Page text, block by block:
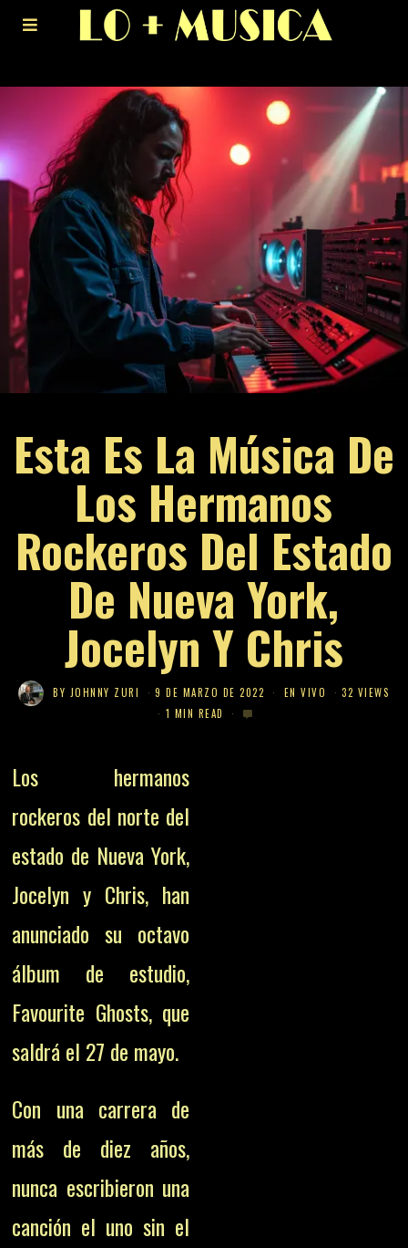
Esta Es La Música De
Los Hermanos
Rockeros Del Estado
De Nueva York,
Jocelyn Y Chris
BY JOHNNY ZURI 9 DE MARZO DE 2022 EN VIVO
32 VIEWS
1 MIN READ
Los hermanos
rockeros del norte del
estado de Nueva York,
Jocelyn y Chris, han
anunciado su octavo
álbum de estudio,
Favourite Ghosts, que
saldrá el 27 de mayo.
Con una carrera de
más de diez años,
nunca escribieron una
canción el uno sin el